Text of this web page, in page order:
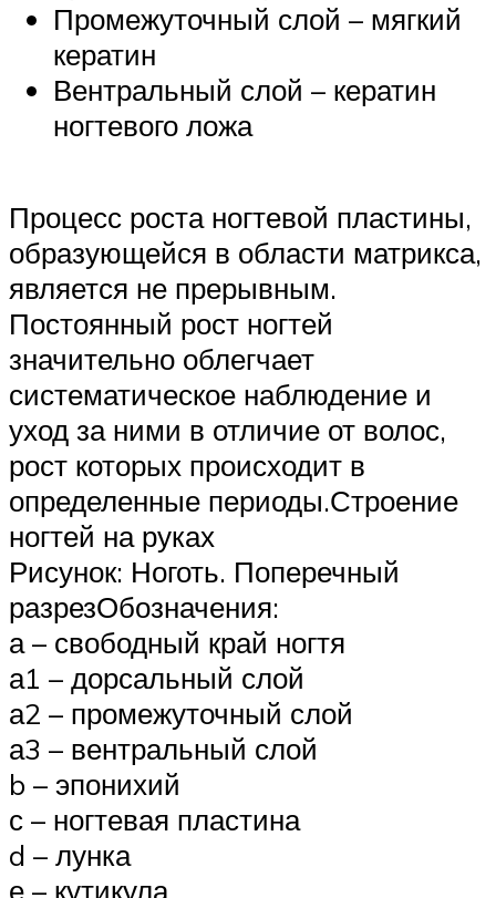
Промежуточный слой – мягкий
кератин
Вентральный слой – кератин
ногтевого ложа
Процесс роста ногтевой пластины,
образующейся в области матрикса,
является не прерывным.
Постоянный рост ногтей
значительно облегчает
систематическое наблюдение и
уход за ними в отличие от волос,
рост которых происходит в
определенные периоды.Строение
ногтей на руках
Рисунок: Ноготь. Поперечный
разрезОбозначения:
а – свободный край ногтя
а1 – дорсальный слой
а2 – промежуточный слой
а3 – вентральный слой
b – эпонихий
с – ногтевая пластина
d – лунка
е – кутикула